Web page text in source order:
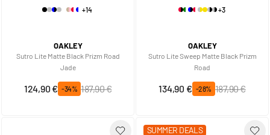
+14
OAKLEY
Sutro Lite Matte Black Prizm Road
Jade
Prix spécial
124,90 € -34%
Prix normal
187,90 €
+3
OAKLEY
Sutro Lite Sweep Matte Black Prizm
Road
Prix spécial
134,90 € -28%
Prix normal
187,90 €
SUMMER DEALS